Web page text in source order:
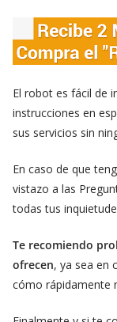
El robot es fácil de
instrucciones en
sus servicios sin
En caso de que
vistazo a las
todas tus
Te recomiendo
ofrecen, ya sea en
cómo rápidamente